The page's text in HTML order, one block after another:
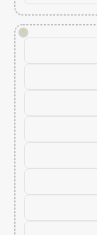
!